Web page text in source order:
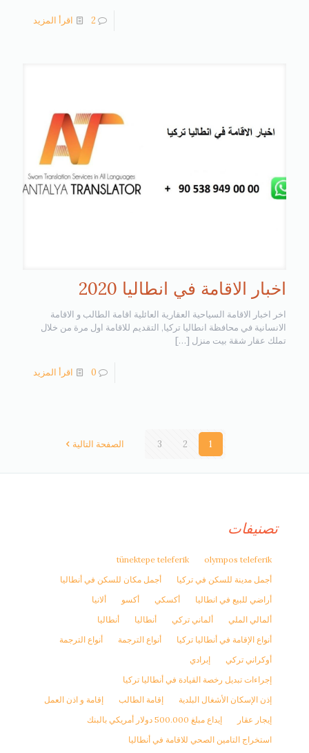
2 اقرأ المزيد
اخبار الاقامة في انطاليا 2020
اخر اخبار الاقامة السياحية العقارية العائلية اقامة الطالب و الاقامة
الانسانية في محافظة انطاليا تركيا, التقديم للاقامة اول مرة من خلال
تملك عقار شقة بيت منزل […]
0 اقرأ المزيد
1
2
3 الصفحة التالية
تصنيفات
olympos teleferik
tünektepe teleferik
أجمل مدينة للسكن في تركيا
أجمل مكان للسكن في أنطاليا
أراضي للبيع في انطاليا
أكسكي أكسو
ألانيا
ألمالي الملي
ألماني تركي أنطاليا
أنطاليا
أنواع الإقامة في أنطاليا تركيا
أنواع الترجمة
أنواع الترجمة
أوكراني تركي
إبرادي
إجراءات تبديل رخصة القيادة في أنطاليا تركيا
إذن الإسكان الأشغال البلدية
إقامة الطالب
إقامة و اذن العمل
إيجار عقار
إيداع مبلغ 500.000 دولار أمريكي بالبنك
استخراج التامين الصحي للاقامة في أنطاليا